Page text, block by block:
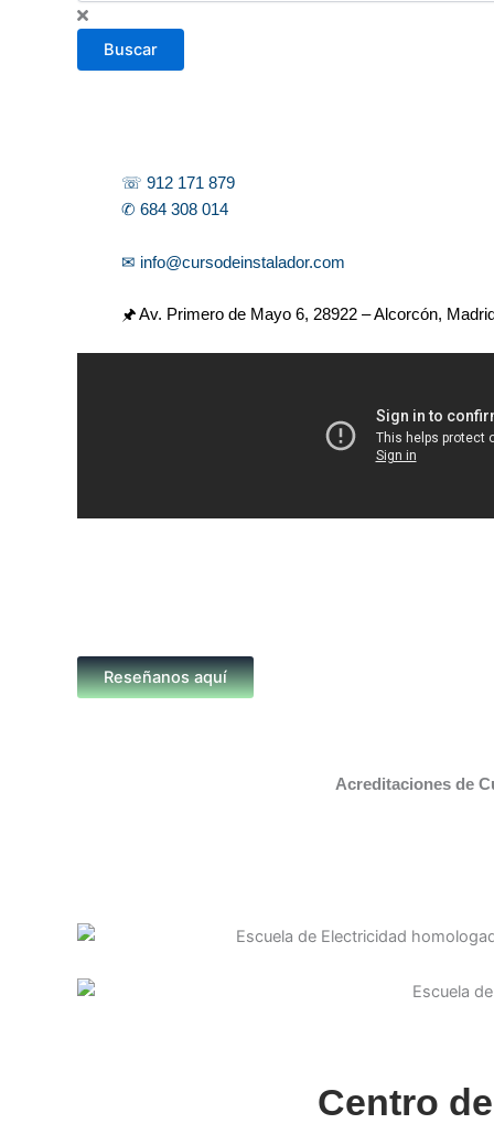
s
c
Buscar
☏ 912 171 879
✆ 684 308 014
✉ info@cursodeinstalador.com
🖈 Av. Primero de Mayo 6, 28922 – Alcorcón,
Reseñanos aquí
Acreditaciones de
Centro